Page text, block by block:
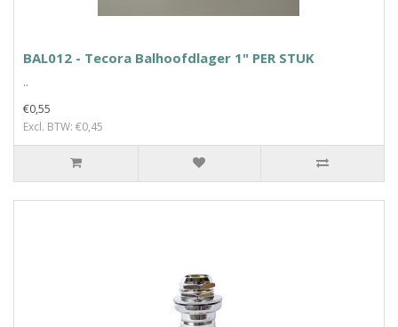
BAL012 - Tecora Balhoofdlager 1" PER STUK
..
€0,55
Excl. BTW: €0,45